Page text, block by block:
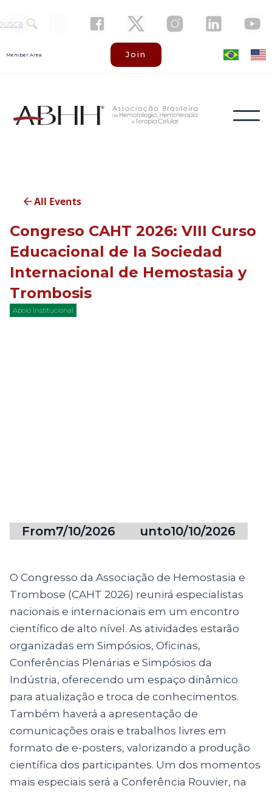
Member Area Join
All Events
Congreso CAHT 2026: VIII Curso
Educacional de la Sociedad
Internacional de Hemostasia y
Trombosis
Apoio Institucional
From7/10/2026 unto10/10/2026
O Congresso da Associação de Hemostasia e
Trombose (CAHT 2026) reunirá especialistas
nacionais e internacionais em um encontro
científico de alto nível. As atividades estarão
organizadas em Simpósios, Oficinas,
Conferências Plenárias e Simpósios da
Indústria, oferecendo um espaço dinâmico
para atualização e troca de conhecimentos.
Também haverá a apresentação de
comunicações orais e trabalhos livres em
formato de e-posters, valorizando a produção
científica dos participantes. Um dos momentos
mais especiais será a Conferência Rouvier, na